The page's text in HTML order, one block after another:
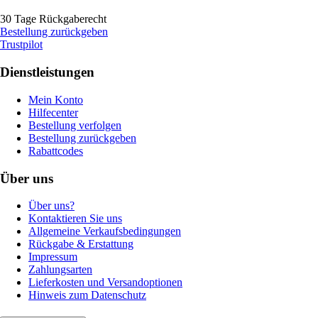
30 Tage Rückgaberecht
Bestellung zurückgeben
Trustpilot
Dienstleistungen
Mein Konto
Hilfecenter
Bestellung verfolgen
Bestellung zurückgeben
Rabattcodes
Über uns
Über uns?
Kontaktieren Sie uns
Allgemeine Verkaufsbedingungen
Rückgabe & Erstattung
Impressum
Zahlungsarten
Lieferkosten und Versandoptionen
Hinweis zum Datenschutz